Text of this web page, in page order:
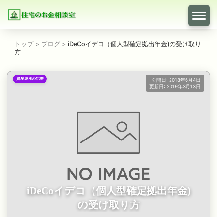
トップ> ブログ > iDeCoイデコ（個人型確定拠出年金)の受け取り
方
iDeCoイデコ（個人型確定拠出年金)
の受け取り方
資産運用の記事
公開日: 2018年6月4日
更新日: 2019年3月13日